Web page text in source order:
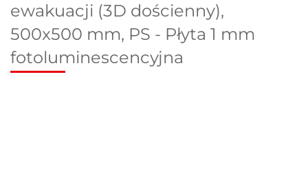
ewakuacji (3D dościenny),
500x500 mm, PS - Płyta 1 mm
fotoluminescencyjna